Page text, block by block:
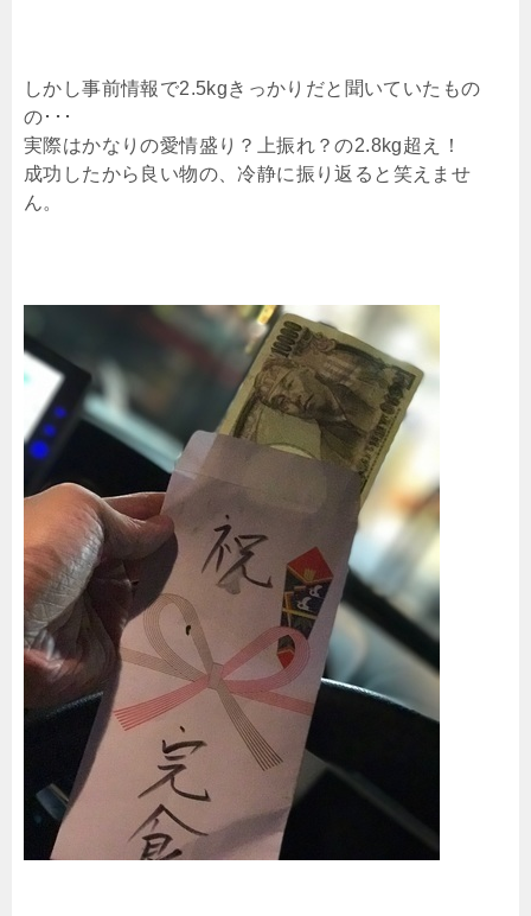
しかし事前情報で2.5kgきっかりだと聞いていたもの
の･･･
実際はかなりの愛情盛り？上振れ？の2.8kg超え！
成功したから良い物の、冷静に振り返ると笑えませ
ん。